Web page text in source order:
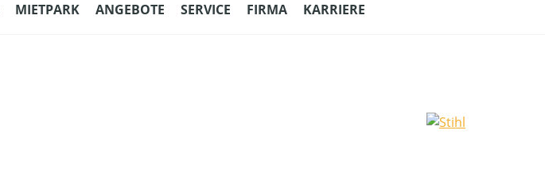
MIETPARK ANGEBOTE SERVICE FIRMA KARRIERE